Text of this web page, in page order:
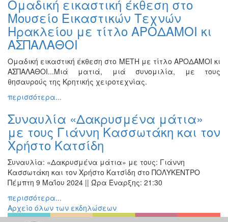
Ζωγραφική
Φωτογραφία
Τραγούδι
Κινηματογράφος
Χορός
Θέατρο
Παζάρι
Ειδών
Συνέδρια
-
Διημερίδες
Διαλέξεις-
Ομιλίες
Ομαδική εικαστική έκθεση στο
Μουσείο Εικαστικών Τεχνών
Ηρακλείου με τίτλο ΑΡΟΔΑΜΟΙ κι
ΑΣΠΑΛΑΘΟΙ
Ομαδική εικαστική έκθεση στο ΜΕΤΗ με τίτλο ΑΡΟΔΑΜΟΙ κι
ΑΣΠΑΛΑΘΟΙ...Μιά ματιά, μιά συνομιλία, με τους
θησαυρούς της Κρητικής χειροτεχνίας.
περισσότερα...
Συναυλία «Δακρυσμένα μάτια»
με τους Γιάννη Κασσωτάκη και τον
Χρήστο Κατσίδη
Συναυλία: «Δακρυσμένα μάτια» με τους: Γιάννη
Κασσωτάκη και τον Χρήστο Κατσίδη στο ΠΟΛΥΚΕΝΤΡΟ
Πέμπτη 9 Μαΐου 2024 || Ώρα Έναρξης: 21:30
περισσότερα...
Αρχείο όλων των εκδηλώσεων